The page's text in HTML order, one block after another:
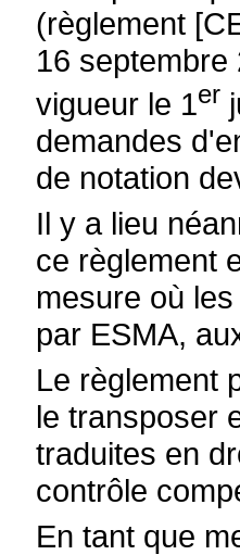
(règlement
16
vigueur le 1er
demandes
de notation
Il y a lieu
ce règlement
mesure où
par ESMA,
Le règlement
le transposer
traduites en
contrôle
En tant que